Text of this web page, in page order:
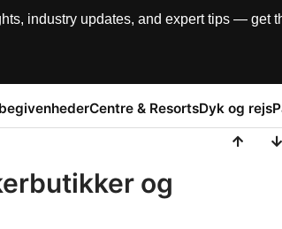
industry updates, and expert tips — get
Centre & ResortsDyk og rejs
og